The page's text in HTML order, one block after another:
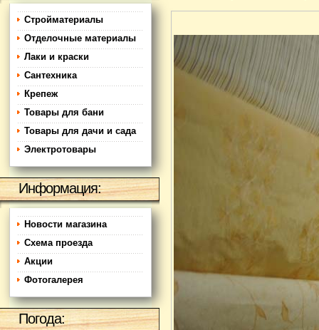
Стройматериалы
Отделочные материалы
Лаки и краски
Сантехника
Крепеж
Товары для бани
Товары для дачи и сада
Электротовары
Информация:
Новости магазина
Схема проезда
Акции
Фотогалерея
Погода: